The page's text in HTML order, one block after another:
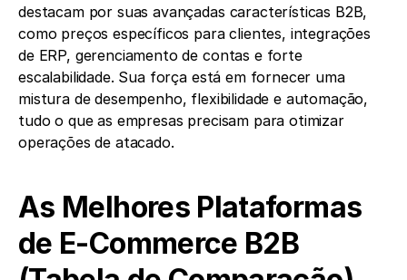
destacam por suas avançadas características B2B,
como preços específicos para clientes, integrações
de ERP, gerenciamento de contas e forte
escalabilidade. Sua força está em fornecer uma
mistura de desempenho, flexibilidade e automação,
tudo o que as empresas precisam para otimizar
operações de atacado.
As Melhores Plataformas
de E-Commerce B2B